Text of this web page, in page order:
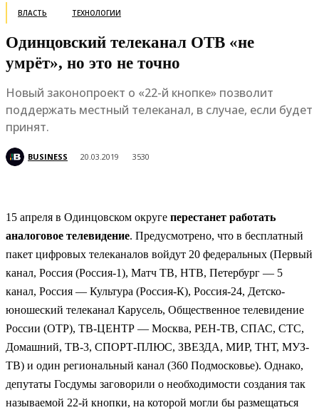
ВЛАСТЬ ТЕХНОЛОГИИ
Одинцовский телеканал ОТВ «не
умрёт», но это не точно
Новый законопроект о «22-й кнопке» позволит
поддержать местный телеканал, в случае, если будет
принят.
BUSINESS 20.03.2019 3530
15 апреля в Одинцовском округе перестанет работать
аналоговое телевидение. Предусмотрено, что в бесплатный
пакет цифровых телеканалов войдут 20 федеральных (Первый
канал, Россия (Россия-1), Матч ТВ, НТВ, Петербург — 5
канал, Россия — Культура (Россия-К), Россия-24, Детско-
юношеский телеканал Карусель, Общественное телевидение
России (ОТР), ТВ-ЦЕНТР — Москва, РЕН-ТВ, СПАС, СТС,
Домашний, ТВ-3, СПОРТ-ПЛЮС, ЗВЕЗДА, МИР, ТНТ, МУЗ-
ТВ) и один региональный канал (360 Подмосковье). Однако,
депутаты Госдумы заговорили о необходимости создания так
называемой 22-й кнопки, на которой могли бы размещаться